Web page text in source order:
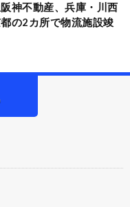
神不動産、兵庫・川西
の2カ所で物流施設竣